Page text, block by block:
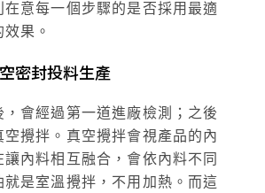
意每一個步驟的是否採用最適
果。
密封投料生產
會經過第一道進廠檢測；之後
攪拌。真空攪拌會視產品的內
內料相互融合，會依內料不同
是室溫攪拌，不用加熱。而這